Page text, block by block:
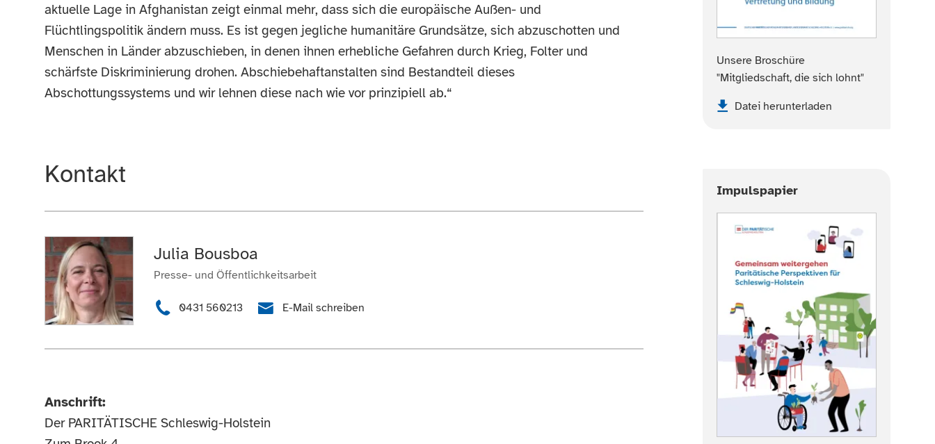
aktuelle Lage in Afghanistan zeigt einmal mehr, dass sich die europäische Außen- und
Flüchtlingspolitik ändern muss. Es ist gegen jegliche humanitäre Grundsätze, sich abzuschotten und
Menschen in Länder abzuschieben, in denen ihnen erhebliche Gefahren durch Krieg, Folter und
schärfste Diskriminierung drohen. Abschiebehaftanstalten sind Bestandteil dieses
Abschottungssystems und wir lehnen diese nach wie vor prinzipiell ab.“
Kontakt
Julia Bousboa
Presse- und Öffentlichkeitsarbeit
0431 560213 E-Mail schreiben
Anschrift:
Der PARITÄTISCHE Schleswig-Holstein
Unsere Broschüre
"Mitgliedschaft, die sich lohnt"
Datei herunterladen
Impulspapier